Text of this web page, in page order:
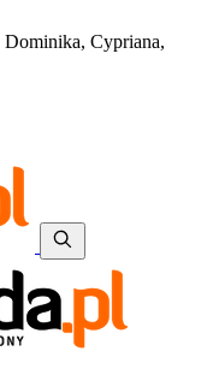
Dominika, Cypriana,